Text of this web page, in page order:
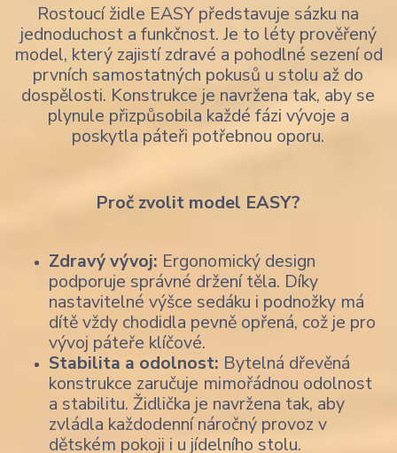
Rostoucí židle EASY představuje sázku na
jednoduchost a funkčnost. Je to léty prověřený
model, který zajistí zdravé a pohodlné sezení od
prvních samostatných pokusů u stolu až do
dospělosti. Konstrukce je navržena tak, aby se
plynule přizpůsobila každé fázi vývoje a
poskytla páteři potřebnou oporu.
Proč zvolit model EASY?
Zdravý vývoj: Ergonomický design
podporuje správné držení těla. Díky
nastavitelné výšce sedáku i podnožky má
dítě vždy chodidla pevně opřená, což je pro
vývoj páteře klíčové.
Stabilita a odolnost: Bytelná dřevěná
konstrukce zaručuje mimořádnou odolnost
a stabilitu. Židlička je navržena tak, aby
zvládla každodenní náročný provoz v
dětském pokoji i u jídelního stolu.